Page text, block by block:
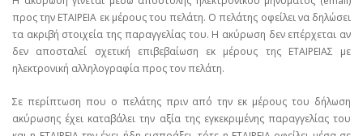
προς την ΕΤΑΙΡΕΙΑ εκ μέρους του πελάτη. Ο πελάτης οφείλει να δηλώσει
τα ακριβή στοιχεία της παραγγελίας του. Η ακύρωση δεν επέρχεται αν
δεν αποσταλεί σχετική επιβεβαίωση εκ μέρους της ΕΤΑΙΡΕΙΑΣ με
ηλεκτρονική αλληλογραφία προς τον πελάτη.
Σε περίπτωση που ο πελάτης πριν από την εκ μέρους του δήλωση
ακύρωσης έχει καταβάλει την αξία της εγκεκριμένης παραγγελίας του